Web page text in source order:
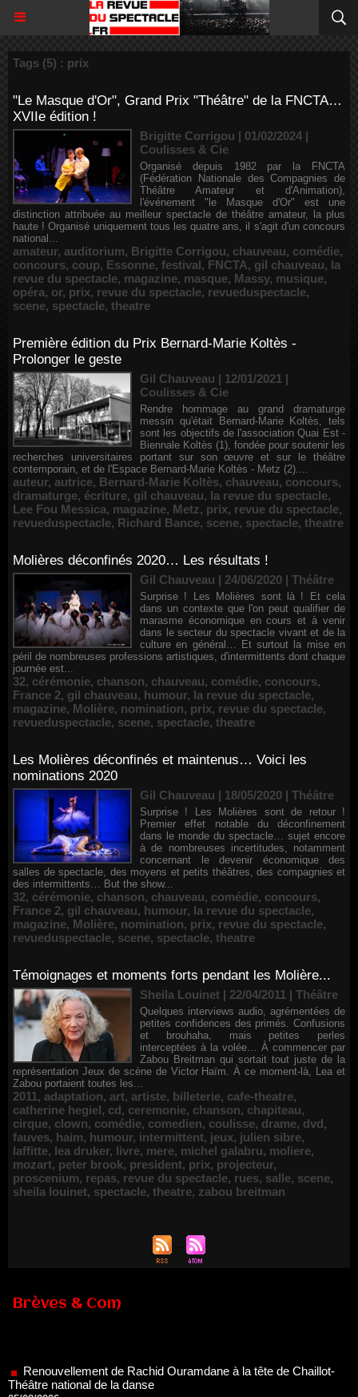
Tags (5) : prix
"Le Masque d'Or", Grand Prix "Théâtre" de la FNCTA…
XVIIe édition !
Brigitte Corrigou | 01/02/2024 |
Coulisses & Cie
Organisé depuis 1982 par la FNCTA
(Fédération Nationale des Compagnies de
Théâtre Amateur et d'Animation),
l'événement "le Masque d'Or" est une
distinction attribuée au meilleur spectacle de théâtre amateur, la plus
haute ! Organisé uniquement tous les quatre ans, il s'agit d'un concours
national...
amateur, auditorium, Brigitte Corrigou, chauveau, comédie,
concours, coup, Essonne, festival, FNCTA, gil chauveau, la
revue du spectacle, magazine, masque, Massy, musique,
opéra, or, prix, revue du spectacle, revueduspectacle,
scene, spectacle, theatre
Première édition du Prix Bernard-Marie Koltès -
Prolonger le geste
Gil Chauveau | 12/01/2021 |
Coulisses & Cie
Rendre hommage au grand dramaturge
messin qu'était Bernard-Marie Koltès, tels
sont les objectifs de l'association Quai Est -
Biennale Koltès (1), fondée pour soutenir les
recherches universitaires portant sur son œuvre et sur le théâtre
contemporain, et de l'Espace Bernard-Marie Koltès - Metz (2)....
auteur, autrice, Bernard-Marie Koltès, chauveau, concours,
dramaturge, écriture, gil chauveau, la revue du spectacle,
Lee Fou Messica, magazine, Metz, prix, revue du spectacle,
revueduspectacle, Richard Bance, scene, spectacle, theatre
Molières déconfinés 2020… Les résultats !
Gil Chauveau | 24/06/2020 | Théâtre
Surprise ! Les Molières sont là ! Et cela
dans un contexte que l'on peut qualifier de
marasme économique en cours et à venir
dans le secteur du spectacle vivant et de la
culture en général… Et surtout la mise en
péril de nombreuses professions artistiques, d'intermittents dont chaque
journée est...
32, cérémonie, chanson, chauveau, comédie, concours,
France 2, gil chauveau, humour, la revue du spectacle,
magazine, Molière, nomination, prix, revue du spectacle,
revueduspectacle, scene, spectacle, theatre
Les Molières déconfinés et maintenus… Voici les
nominations 2020
Gil Chauveau | 18/05/2020 | Théâtre
Surprise ! Les Molières sont de retour !
Premier effet notable du déconfinement
dans le monde du spectacle… sujet encore
à de nombreuses incertitudes, notamment
concernant le devenir économique des
salles de spectacle, des moyens et petits théâtres, des compagnies et
des intermittents… But the show...
32, cérémonie, chanson, chauveau, comédie, concours,
France 2, gil chauveau, humour, la revue du spectacle,
magazine, Molière, nomination, prix, revue du spectacle,
revueduspectacle, scene, spectacle, theatre
Témoignages et moments forts pendant les Molière...
Sheila Louinet | 22/04/2011 | Théâtre
Quelques interviews audio, agrémentées de
petites confidences des primés. Confusions
et brouhaha, mais petites perles
interceptées à la volée… À commencer par
Zabou Breitman qui sortait tout juste de la
représentation Jeux de scène de Victor Haïm. À ce moment-là, Lea et
Zabou portaient toutes les...
2011, adaptation, art, artiste, billeterie, cafe-theatre,
catherine hegiel, cd, ceremonie, chanson, chapiteau,
cirque, clown, comédie, comedien, coulisse, drame, dvd,
fauves, haim, humour, intermittent, jeux, julien sibre,
laffitte, lea druker, livre, mere, michel galabru, moliere,
mozart, peter brook, president, prix, projecteur,
proscenium, repas, revue du spectacle, rues, salle, scene,
sheila louinet, spectacle, theatre, zabou breitman
Brèves & Com
05/08/2026
Nomination de Jérôme Montchal à la direction du Phénix,